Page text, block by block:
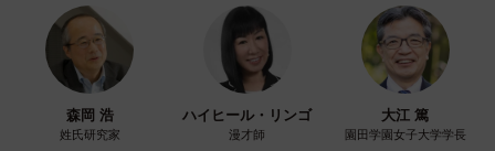
森岡 浩
姓氏研究家
ハイヒール・リンゴ
漫才師
大江 篤
園田学園女子大学学長